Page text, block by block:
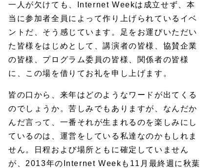
一人が欠けても、Internet Weekは成立せず、本
当に参加者全員によって作り上げられているイベ
ントだ、そう感じています。足をお運びいただい
た皆様をはじめとして、講演者の皆様、協賛企業
の皆様、プログラム委員の皆様、関係者の皆様
に、この場を借りてお礼を申し上げます。
皆の口から、来年はどのようなワードが出てくる
のでしょうか。苦しみでもありますが、なんだか
んだ言って、一番それが生まれるのを楽しみにし
ているのは、運営をしている私達なのかもしれま
せん。日程および場所ともに確定していません
が、2013年のInternet Weekも11月最終週に秋葉